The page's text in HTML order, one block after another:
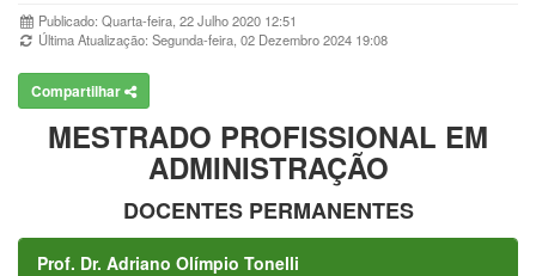
Publicado: Quarta-feira, 22 Julho 2020 12:51
Última Atualização: Segunda-feira, 02 Dezembro 2024 19:08
Compartilhar
MESTRADO PROFISSIONAL EM
ADMINISTRAÇÃO
DOCENTES PERMANENTES
Prof. Dr. Adriano Olímpio Tonelli